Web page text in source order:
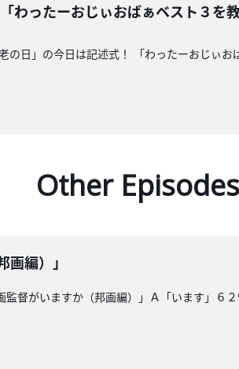
わったーおじぃおばぁベスト３を
の日」の今日は記述式！ 「わったーおじぃお
Other Episodes
画編）」
監督がいますか（邦画編）」Ａ「います」６